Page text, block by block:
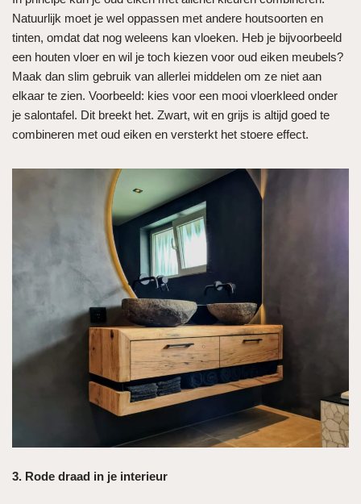
Natuurlijk moet je wel oppassen met andere houtsoorten en
tinten, omdat dat nog weleens kan vloeken. Heb je bijvoorbeeld
een houten vloer en wil je toch kiezen voor oud eiken meubels?
Maak dan slim gebruik van allerlei middelen om ze niet aan
elkaar te zien. Voorbeeld: kies voor een mooi vloerkleed onder
je salontafel. Dit breekt het. Zwart, wit en grijs is altijd goed te
combineren met oud eiken en versterkt het stoere effect.
3. Rode draad in je interieur